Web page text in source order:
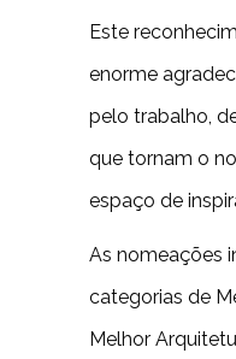
Este
enorme
pelo trabalho,
que tornam o
espaço de
As nomeações
categorias de
Melhor